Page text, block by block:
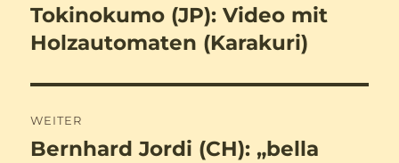
Vorheriger
Beitrag:
Tokinokumo (JP): Video mit
Holzautomaten (Karakuri)
WEITER
Nächster
Bernhard Jordi (CH): „bella